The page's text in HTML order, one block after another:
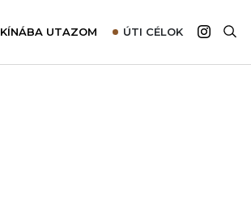
KÍNÁBA UTAZOM ÚTI CÉLOK